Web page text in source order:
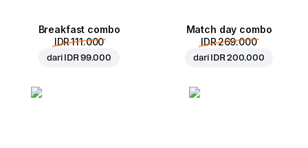
Breakfast combo
IDR 111.000
dari IDR 99.000
Match day combo
IDR 269.000
dari IDR 200.000